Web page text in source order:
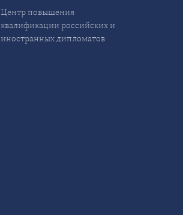
Центр повышения
квалификации российских и
иностранных дипломатов